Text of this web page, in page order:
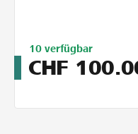
Limitiert
auf
10
10 verfügbar
CHF